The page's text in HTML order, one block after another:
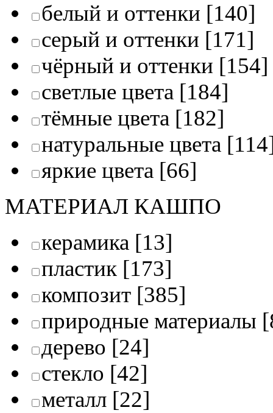
белый и оттенки [140]
серый и оттенки [171]
чёрный и оттенки [154]
светлые цвета [184]
тёмные цвета [182]
натуральные цвета
яркие цвета [66]
МАТЕРИАЛ КАШПО
керамика [13]
пластик [173]
композит [385]
природные материалы
дерево [24]
стекло [42]
металл [22]